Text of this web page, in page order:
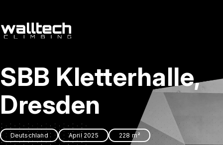
Dienstleitungen
Referenzen
Kontakt
SBB Kletterhalle,
Dresden
Deutschland April 2025 228 m²